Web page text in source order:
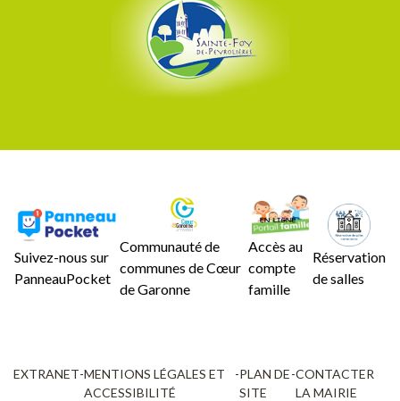
Suivez-nous sur
PanneauPocket
Communauté de
communes de Cœur
de Garonne
Accès au
compte
famille
Réservation
de salles
EXTRANET-MENTIONS LÉGALES ET
ACCESSIBILITÉ
-PLAN DE
SITE
-CONTACTER
LA MAIRIE